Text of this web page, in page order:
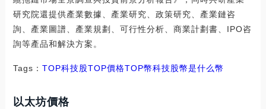
研究院還提供產業數據、產業研究、政策研究、產業鏈咨
詢、產業圖譜、產業規劃、可行性分析、商業計劃書、IPO咨
詢等產品和解決方案。
Tags： TOP科技股TOP價格TOP幣科技股幣是什么幣
以太坊價格